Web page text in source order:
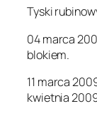
Tyski
04 marca
blokiem.
11 marca
kwietnia